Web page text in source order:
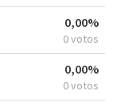
0,00%
0 votos
0,00%
0 votos